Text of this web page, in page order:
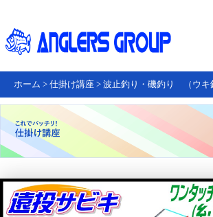
ホーム > 仕掛け講座 > 波止釣り・磯釣り （ウキ